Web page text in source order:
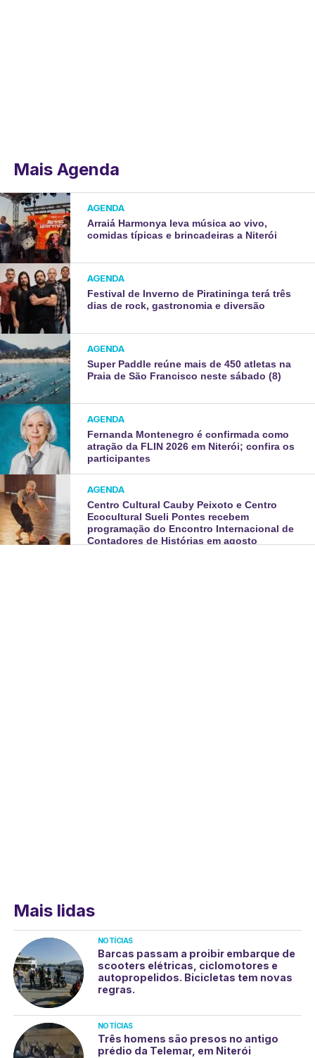
Mais Agenda
AGENDA
Arraiá Harmonya leva música ao vivo,
comidas típicas e brincadeiras a Niterói
AGENDA
Festival de Inverno de Piratininga terá três
dias de rock, gastronomia e diversão
AGENDA
Super Paddle reúne mais de 450 atletas na
Praia de São Francisco neste sábado (8)
AGENDA
Fernanda Montenegro é confirmada como
atração da FLIN 2026 em Niterói; confira os
participantes
AGENDA
Centro Cultural Cauby Peixoto e Centro
Ecocultural Sueli Pontes recebem
programação do Encontro Internacional de
Contadores de Histórias em agosto
Mais lidas
NOTÍCIAS
Barcas passam a proibir embarque de
scooters elétricas, ciclomotores e
autopropelidos. Bicicletas tem novas
regras.
NOTÍCIAS
Três homens são presos no antigo
prédio da Telemar, em Niterói